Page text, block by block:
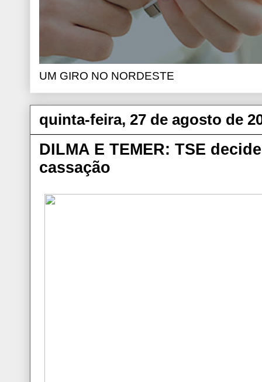
UM GIRO NO NORDESTE
quinta-feira, 27 de agosto de
DILMA E TEMER: TSE
cassação